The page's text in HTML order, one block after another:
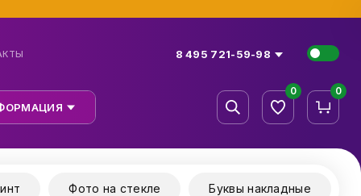
8 495 721-59-98
0 0
Фото на стекле Буквы накладные